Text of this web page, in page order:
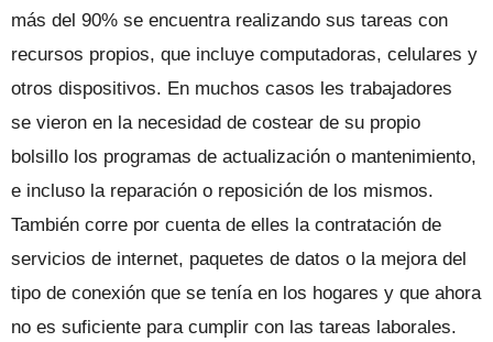
más del 90% se encuentra realizando sus tareas con
recursos propios, que incluye computadoras, celulares y
otros dispositivos. En muchos casos les trabajadores
se vieron en la necesidad de costear de su propio
bolsillo los programas de actualización o mantenimiento,
e incluso la reparación o reposición de los mismos.
También corre por cuenta de elles la contratación de
servicios de internet, paquetes de datos o la mejora del
tipo de conexión que se tenía en los hogares y que ahora
no es suficiente para cumplir con las tareas laborales.